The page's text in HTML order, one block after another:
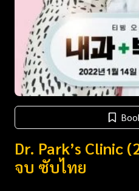
Dr. Park’s Clinic
จบ ซับไทย